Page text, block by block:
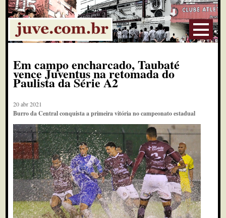
Em campo encharcado, Taubaté
vence Juventus na retomada do
Paulista da Série A2
20 abr 2021
Burro da Central conquista a primeira vitória no campeonato estadual